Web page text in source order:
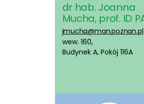
dr hab. Joanna
Mucha, prof. ID
jmucha@man.poznan.pl
wew. 160,
Budynek A, Pokój 116A